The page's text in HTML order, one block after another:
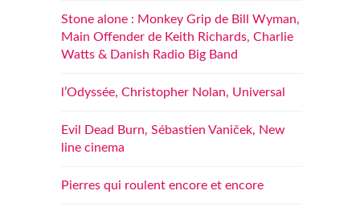
Stone alone : Monkey Grip de Bill Wyman,
Main Offender de Keith Richards, Charlie
Watts & Danish Radio Big Band
l’Odyssée, Christopher Nolan, Universal
Evil Dead Burn, Sébastien Vaniček, New
line cinema
Pierres qui roulent encore et encore